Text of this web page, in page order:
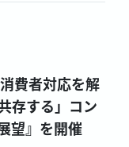
費者対応を解
存する」コン
望』を開催